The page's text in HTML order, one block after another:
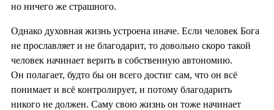
но ничего же страшного.
Однако духовная жизнь устроена иначе. Если человек Бога
не прославляет и не благодарит, то довольно скоро такой
человек начинает верить в собственную автономию.
Он полагает, будто бы он всего достиг сам, что он всё
понимает и всё контролирует, и потому благодарить
никого не должен. Саму свою жизнь он тоже начинает